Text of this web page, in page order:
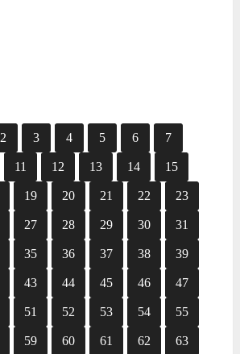
2 3 4 5 6 7
11 12 13 14 15
19 20 21 22 23
27 28 29 30 31
35 36 37 38 39
43 44 45 46 47
51 52 53 54 55
59 60 61 62 63